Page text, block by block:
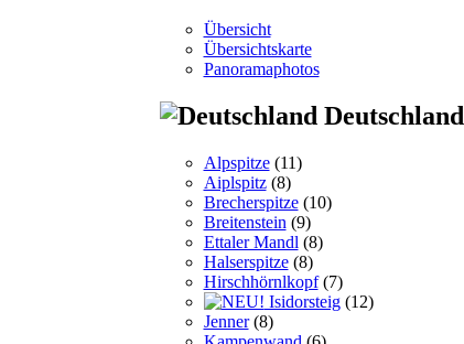
Übersicht
Übersichtskarte
Panoramaphotos
Deutschland
Alpspitze(11)
Aiplspitz(8)
Brecherspitze(10)
Breitenstein (9)
Ettaler Mandl (8)
Halserspitze(8)
Hirschhörnlkopf(7)
Isidorsteig(12)
Jenner(8)